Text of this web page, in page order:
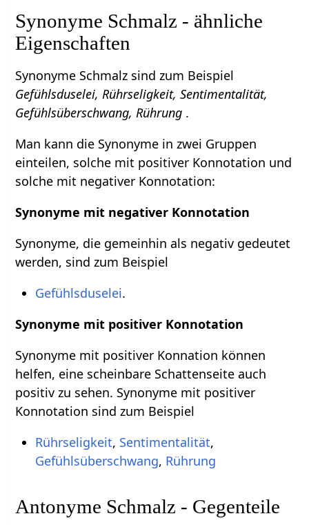
Synonyme Schmalz - ähnliche
Eigenschaften
Synonyme Schmalz sind zum Beispiel
Gefühlsduselei, Rührseligkeit, Sentimentalität,
Gefühlsüberschwang, Rührung .
Man kann die Synonyme in zwei Gruppen
einteilen, solche mit positiver Konnotation und
solche mit negativer Konnotation:
Synonyme mit negativer Konnotation
Synonyme, die gemeinhin als negativ gedeutet
werden, sind zum Beispiel
Gefühlsduselei.
Synonyme mit positiver Konnotation
Synonyme mit positiver Konnation können
helfen, eine scheinbare Schattenseite auch
positiv zu sehen. Synonyme mit positiver
Konnotation sind zum Beispiel
Rührseligkeit, Sentimentalität,
Gefühlsüberschwang, Rührung
Antonyme Schmalz - Gegenteile